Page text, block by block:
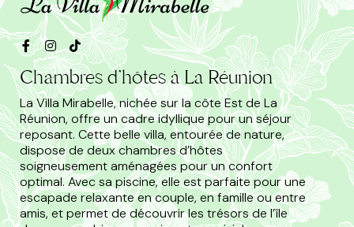
Chambres d'hôtes à La Réunion
La Villa Mirabelle, nichée sur la côte Est de La
Réunion, offre un cadre idyllique pour un séjour
reposant. Cette belle villa, entourée de nature,
dispose de deux chambres d’hôtes
soigneusement aménagées pour un confort
optimal. Avec sa piscine, elle est parfaite pour une
escapade relaxante en couple, en famille ou entre
amis, et permet de découvrir les trésors de l’île